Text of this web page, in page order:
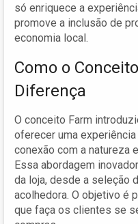
só enriquece a
promove a inclusão de
economia local.
Como o
Diferença
O conceito Farm
oferecer uma
conexão com a natureza
Essa abordagem
da loja, desde a seleção
acolhedora. O objetivo é
que faça os clientes se